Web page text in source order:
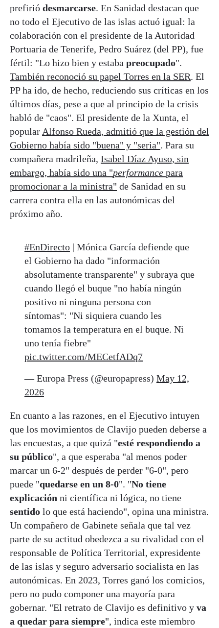
prefirió desmarcarse. En Sanidad destacan que
no todo el Ejecutivo de las islas actuó igual: la
colaboración con el presidente de la Autoridad
Portuaria de Tenerife, Pedro Suárez (del PP), fue
fértil: "Lo hizo bien y estaba preocupado".
También reconoció su papel Torres en la SER. El
PP ha ido, de hecho, reduciendo sus críticas en los
últimos días, pese a que al principio de la crisis
habló de "caos". El presidente de la Xunta, el
popular Alfonso Rueda, admitió que la gestión del
Gobierno había sido "buena" y "seria". Para su
compañera madrileña, Isabel Díaz Ayuso, sin
embargo, había sido una "performance para
promocionar a la ministra" de Sanidad en su
carrera contra ella en las autonómicas del
próximo año.
#EnDirecto | Mónica García defiende que
el Gobierno ha dado "información
absolutamente transparente" y subraya que
cuando llegó el buque "no había ningún
positivo ni ninguna persona con
síntomas": "Ni siquiera cuando les
tomamos la temperatura en el buque. Ni
uno tenía fiebre"
pic.twitter.com/MECetfADq7
— Europa Press (@europapress) May 12,
2026
En cuanto a las razones, en el Ejecutivo intuyen
que los movimientos de Clavijo pueden deberse a
las encuestas, a que quizá "esté respondiendo a
su público", a que esperaba "al menos poder
marcar un 6-2" después de perder "6-0", pero
puede "quedarse en un 8-0". "No tiene
explicación ni científica ni lógica, no tiene
sentido lo que está haciendo", opina una ministra.
Un compañero de Gabinete señala que tal vez
parte de su actitud obedezca a su rivalidad con el
responsable de Política Territorial, expresidente
de las islas y seguro adversario socialista en las
autonómicas. En 2023, Torres ganó los comicios,
pero no pudo componer una mayoría para
gobernar. "El retrato de Clavijo es definitivo y va
a quedar para siempre", indica este miembro